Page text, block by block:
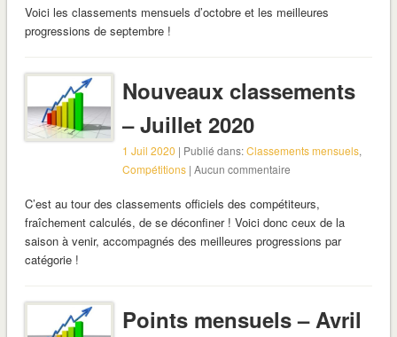
Voici les classements mensuels d’octobre et les meilleures
progressions de septembre !
Nouveaux classements
– Juillet 2020
1 Juil 2020 | Publié dans:Classements mensuels,
Compétitions | Aucun commentaire
C’est au tour des classements officiels des compétiteurs,
fraîchement calculés, de se déconfiner ! Voici donc ceux de la
saison à venir, accompagnés des meilleures progressions par
catégorie !
Points mensuels – Avril